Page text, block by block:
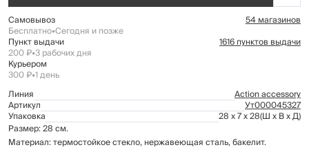
Самовывоз 54 магазинов
Бесплатно•Сегодня и позже
Пункт выдачи 1616 пунктов выдачи
200 ₽•3 рабочих дня
Курьером
300 ₽•1 день
Линия
Action accessory
Артикул Ут000045327
Упаковка 28 x 7 x 28(Ш x В x Д)
Размер: 28 см.
Материал: термостойкое стекло, нержавеющая сталь, бакелит.